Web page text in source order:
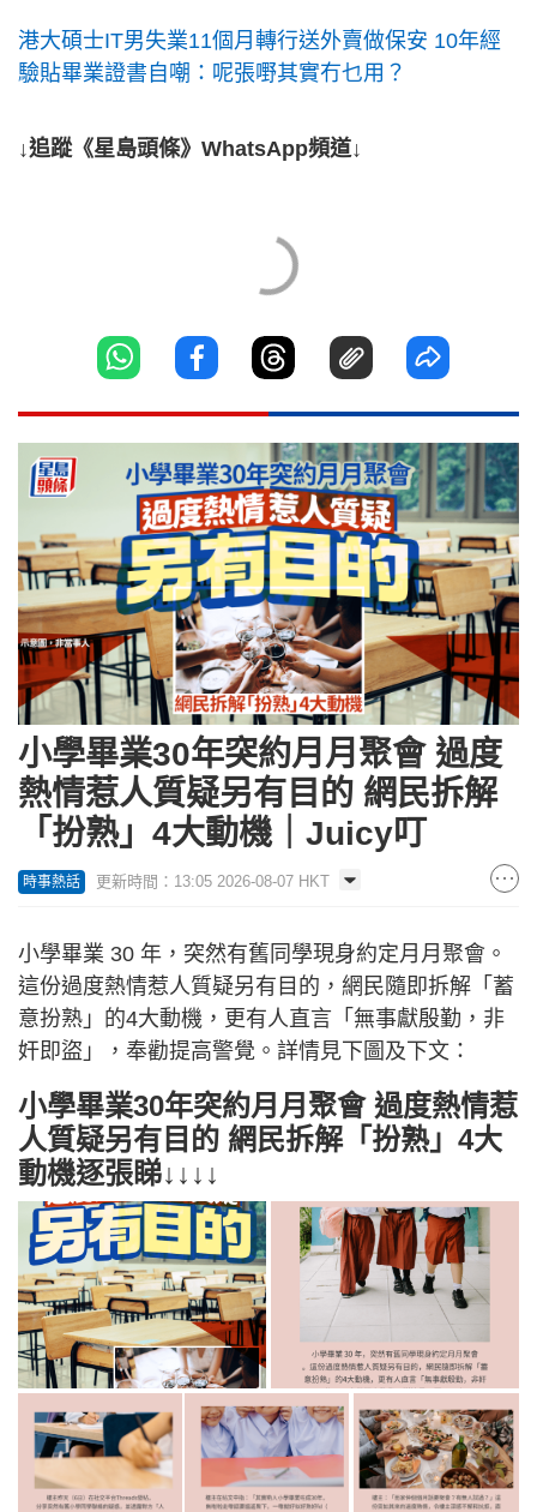
港大碩士IT男失業11個月轉行送外賣做保安 10年經
驗貼畢業證書自嘲：呢張嘢其實冇乜用？
↓追蹤《星島頭條》WhatsApp頻道↓
小學畢業30年突約月月聚會 過度
熱情惹人質疑另有目的 網民拆解
「扮熟」4大動機｜Juicy叮
時事熱話 更新時間：13:05 2026-08-07 HKT
小學畢業 30 年，突然有舊同學現身約定月月聚會。
這份過度熱情惹人質疑另有目的，網民隨即拆解「蓄
意扮熟」的4大動機，更有人直言「無事獻殷勤，非
奸即盜」，奉勸提高警覺。詳情見下圖及下文：
小學畢業30年突約月月聚會 過度熱情惹
人質疑另有目的 網民拆解「扮熟」4大
動機逐張睇↓↓↓↓